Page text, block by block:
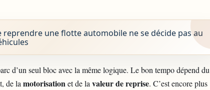
une flotte automobile ne se décide pas au
d’un seul bloc avec la même logique. Le bon tempo dépend du
de lamotorisationet de lavaleur de reprise. C’est encore plus